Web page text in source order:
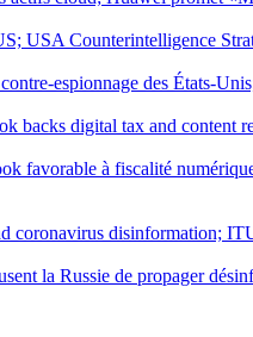
USA Counterintelligence
espionnage des États-
backs digital tax and content
favorable à fiscalité
coronavirus disinformation;
la Russie de propager